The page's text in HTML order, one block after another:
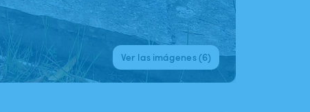
Ver las imágenes (6)